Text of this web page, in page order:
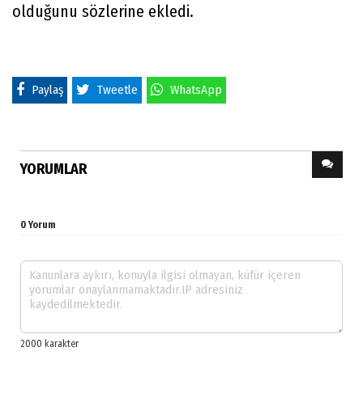
olduğunu sözlerine ekledi.
Paylaş Tweetle WhatsApp
YORUMLAR
0 Yorum